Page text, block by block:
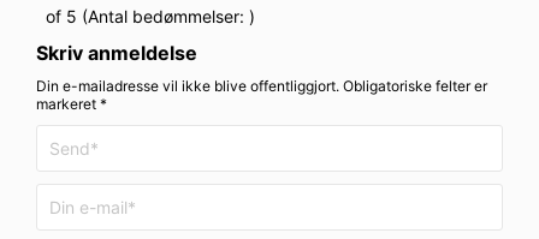
of 5 (Antal bedømmelser: )
Skriv anmeldelse
Din e-mailadresse vil ikke blive offentliggjort. Obligatoriske felter er
markeret *